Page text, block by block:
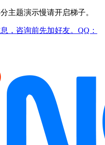
主题演示慢请开启梯子。
，咨询前先加好友。QQ：